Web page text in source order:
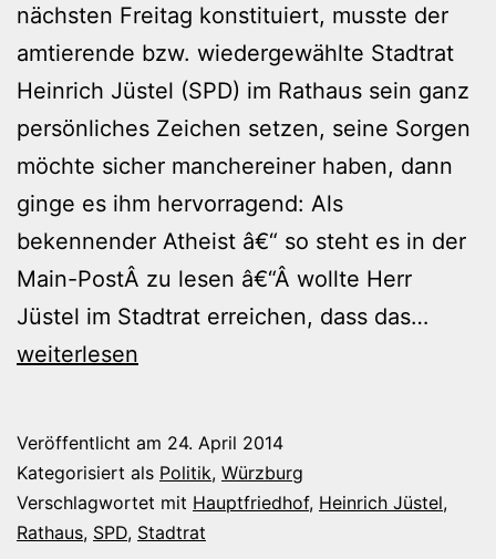
nächsten Freitag konstituiert, musste der
amtierende bzw. wiedergewählte Stadtrat
Heinrich Jüstel (SPD) im Rathaus sein ganz
persönliches Zeichen setzen, seine Sorgen
möchte sicher manchereiner haben, dann
ginge es ihm hervorragend: Als
bekennender Atheist â€“ so steht es in der
Main-PostÂ zu lesen â€“Â wollte Herr
Jüstel im Stadtrat erreichen, dass das…
weiterlesen
Veröffentlicht am 24. April 2014
Kategorisiert als Politik, Würzburg
Verschlagwortet mit Hauptfriedhof, Heinrich Jüstel,
Rathaus, SPD, Stadtrat